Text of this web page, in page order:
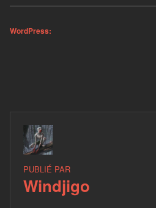
WordPress:
PUBLIÉ PAR
Windjigo